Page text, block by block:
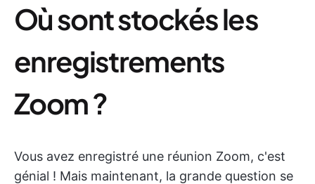
Où sont stockés les
enregistrements
Zoom ?
Vous avez enregistré une réunion Zoom, c'est
génial ! Mais maintenant, la grande question se